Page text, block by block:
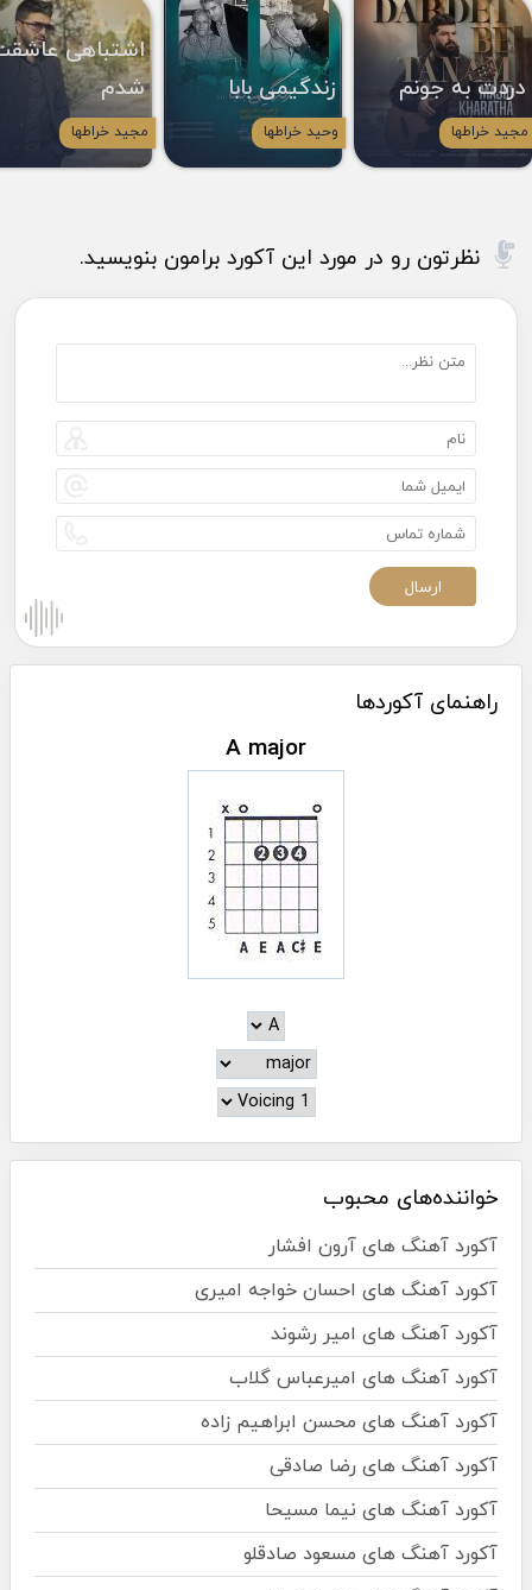
دردت به جونم
مجید خراطها
زندگیمی بابا
وحید خراطها
اشتباهی
شدم
مجید خراطها
نظرتون رو در مورد این آکورد برامون بنویسید.
راهنمای آکوردها
A major
خواننده‌های محبوب
آکورد آهنگ های آرون افشار
آکورد آهنگ های احسان خواجه امیری
آکورد آهنگ های امیر رشوند
آکورد آهنگ های امیرعباس گلاب
آکورد آهنگ های محسن ابراهیم زاده
آکورد آهنگ های رضا صادقی
آکورد آهنگ های نیما مسیحا
آکورد آهنگ های مسعود صادقلو